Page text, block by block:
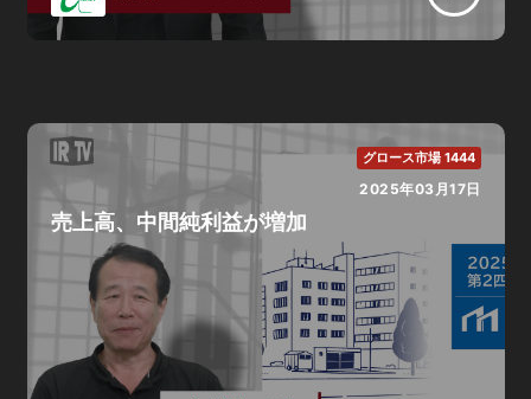
グロース市場 1444
2025年03月17日
売上高、中間純利益が増加